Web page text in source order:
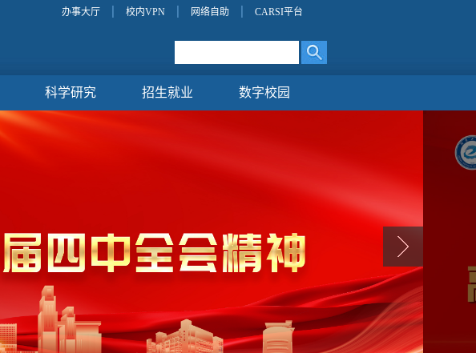
办事大厅 校内VPN 网络自助 CARSI平台
科学研究 招生就业 数字校园